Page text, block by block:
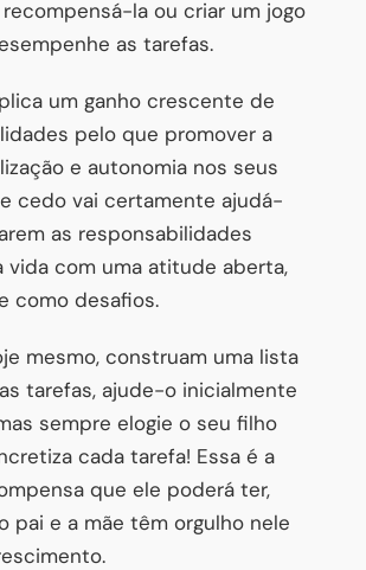
la ou criar um jogo
as tarefas.
um ganho crescente de
pelo que promover a
e autonomia nos seus
cedo vai certamente ajudá-
as responsabilidades
vida com uma atitude aberta,
como desafios.
mesmo, construam uma lista
tarefas, ajude-o inicialmente
sempre elogie o seu filho
cada tarefa! Essa é a
que ele poderá ter,
pai e a mãe têm orgulho nele